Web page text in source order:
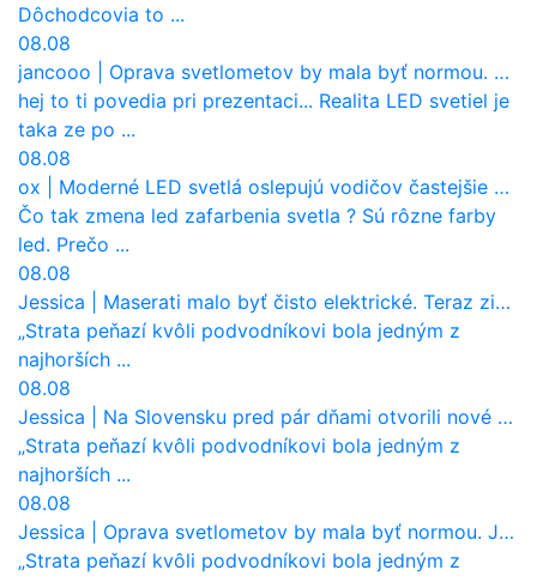
Dôchodcovia to ...
08.08
jancooo
Oprava svetlometov by mala byť normou. Jeden nový dnes stojí priemerne 1251 eur!
hej to ti povedia pri prezentaci... Realita LED svetiel je
taka ze po ...
08.08
ox
Moderné LED svetlá oslepujú vodičov častejšie než staré halogény
Čo tak zmena led zafarbenia svetla ? Sú rôzne farby
led. Prečo ...
08.08
Jessica
Maserati malo byť čisto elektrické. Teraz zisťuje, že potrebuje nový osemvalcový motor
„Strata peňazí kvôli podvodníkovi bola jedným z
najhorších ...
08.08
Jessica
Na Slovensku pred pár dňami otvorili nové mosty, ktoré to sú?
„Strata peňazí kvôli podvodníkovi bola jedným z
najhorších ...
08.08
Jessica
Oprava svetlometov by mala byť normou. Jeden nový dnes stojí priemerne 1251 eur!
„Strata peňazí kvôli podvodníkovi bola jedným z